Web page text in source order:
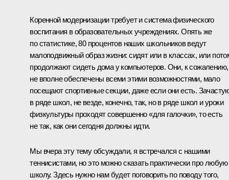
Коренной модернизации требует и система физического
воспитания в образовательных учреждениях. Опять же
по статистике, 80 процентов наших школьников ведут
малоподвижный образ жизни: сидят или в классах, или
продолжают сидеть дома у компьютеров. Они, к сожалению,
не вполне обеспечены всеми этими возможностями, мало
посещают спортивные секции, даже если они есть.
в ряде школ, не везде, конечно, так, но в ряде школ и уроки
физкультуры проходят совершенно «для галочки», то есть
не так, как они сегодня должны идти.
Мы вчера эту тему обсуждали, я встречался с нашими
теннисистами, но это можно сказать практически про любую
школу. Здесь нужно нам будет поговорить по поводу того,